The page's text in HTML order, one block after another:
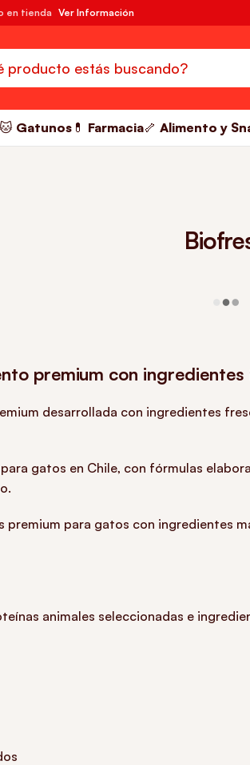
en tienda Ver Información
🐱 Gatunos 💊 Farmacia🦴 Alimento y
premium con
desarrollada con ingredientes
gatos en Chile, con fórmulas
para gatos con ingredientes
animales seleccionadas e